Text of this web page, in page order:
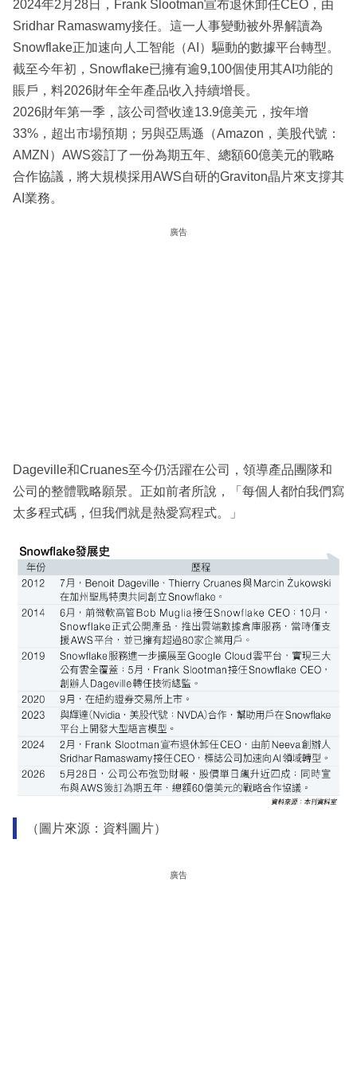
2024年2月28日，Frank Slootman宣布退休卸任CEO，由
Sridhar Ramaswamy接任。這一人事變動被外界解讀為
Snowflake正加速向人工智能（AI）驅動的數據平台轉型。
截至今年初，Snowflake已擁有逾9,100個使用其AI功能的
賬戶，料2026財年全年產品收入持續增長。
2026財年第一季，該公司營收達13.9億美元，按年增
33%，超出市場預期；另與亞馬遜（Amazon，美股代號：
AMZN）AWS簽訂了一份為期五年、總額60億美元的戰略
合作協議，將大規模採用AWS自研的Graviton晶片來支撐其
AI業務。
廣告
Dageville和Cruanes至今仍活躍在公司，領導產品團隊和
公司的整體戰略願景。正如前者所說，「每個人都怕我們寫
太多程式碼，但我們就是熱愛寫程式。」
（圖片來源：資料圖片）
廣告